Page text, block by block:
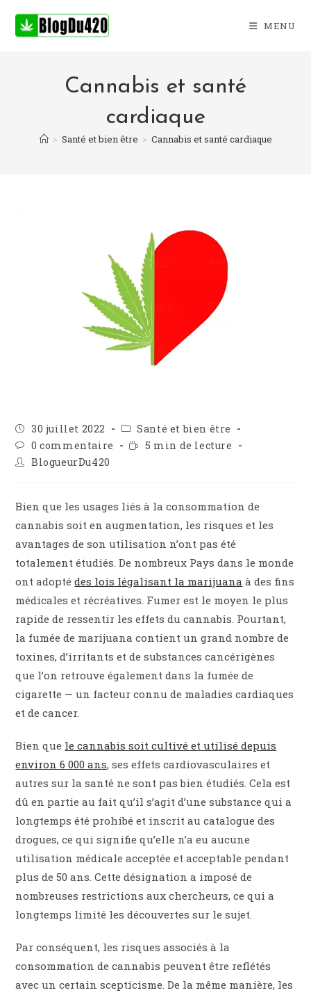
MENU
Cannabis et santé
cardiaque
> Santé et bien être > Cannabis et santé cardiaque
Publication
publiée :
30 juillet 2022
Post
category:
Santé et bien être
Commentaires
de
la
0 commentaire
Temps5 min de lecture
Auteur/autrice
publication :
BlogueurDu420
Bien que les usages liés à la consommation de
cannabis soit en augmentation, les risques et les
avantages de son utilisation n’ont pas été
totalement étudiés. De nombreux Pays dans le monde
ont adoptédes lois légalisant la marijuana à des fins
médicales et récréatives. Fumer est le moyen le plus
rapide de ressentir les effets du cannabis. Pourtant,
la fumée de marijuana contient un grand nombre de
toxines, d’irritants et de substances cancérigènes
que l’on retrouve également dans la fumée de
cigarette — un facteur connu de maladies cardiaques
et de cancer.
Bien que le cannabis soit cultivé et utilisé depuis
environ 6 000 ans, ses effets cardiovasculaires et
autres sur la santé ne sont pas bien étudiés. Cela est
dû en partie au fait qu’il s’agit d’une substance qui a
longtemps été prohibé et inscrit au catalogue des
drogues, ce qui signifie qu’elle n’a eu aucune
utilisation médicale acceptée et acceptable pendant
plus de 50 ans. Cette désignation a imposé de
nombreuses restrictions aux chercheurs, ce qui a
longtemps limité les découvertes sur le sujet.
Par conséquent, les risques associés à la
consommation de cannabis peuvent être reflétés
avec un certain scepticisme. De la même manière, les